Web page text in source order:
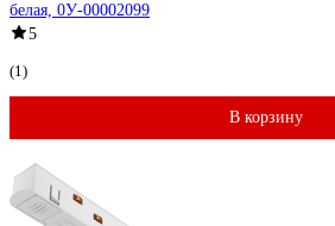
белая, 0У-00002099
5
(1)
В корзину